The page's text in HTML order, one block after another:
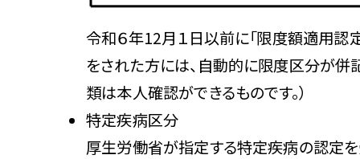
令和６年12月１日以前に「限度額適用認
をされた方には、自動的に限度区分が併
類は本人確認ができるものです。）
特定疾病区分
厚生労働省が指定する特定疾病の認定